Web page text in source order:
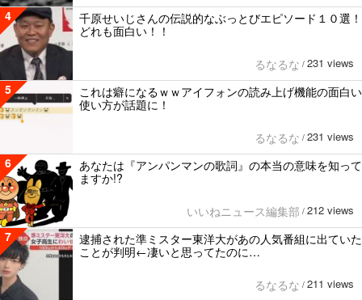
4
千原せいじさんの伝説的なぶっとびエピソード１０選！
どれも面白い！！
るなるな / 231 views
5
これは癖になるｗｗアイフォンの読み上げ機能の面白い
使い方が話題に！
るなるな / 231 views
6
あなたは『アンパンマンの歌詞』の本当の意味を知って
ますか!?
いいねニュース編集部 / 212 views
7
逮捕された準ミスター東洋大があの人気番組に出ていた
ことが判明←凄いと思ってたのに…
るなるな / 211 views